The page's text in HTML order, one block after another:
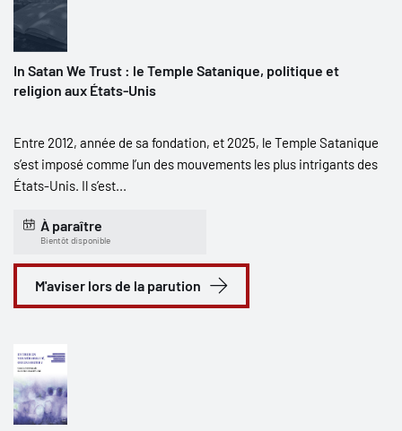
In Satan We Trust : le Temple Satanique, politique et
religion aux États-Unis
Entre 2012, année de sa fondation, et 2025, le Temple Satanique
s’est imposé comme l’un des mouvements les plus intrigants des
États-Unis. Il s’est...
À paraître
Bientôt disponible
M'aviser lors de la parution